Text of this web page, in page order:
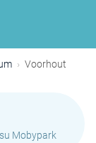
Voorhout
Mobypark